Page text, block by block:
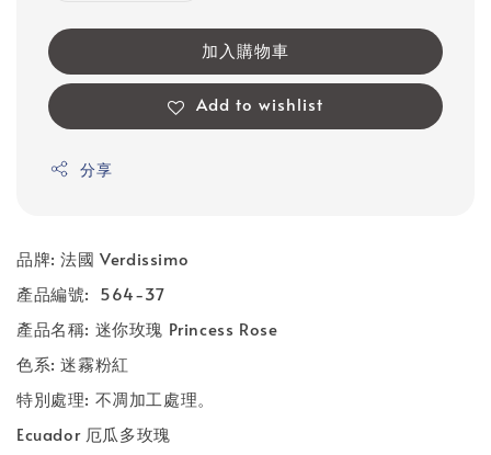
加入購物車
Add to wishlist
分享
品牌: 法國 Verdissimo
產品編號: 564-37
產品名稱: 迷你玫瑰 Princess Rose
色系: 迷霧粉紅
特別處理: 不凋加工處理。
Ecuador 厄瓜多玫瑰